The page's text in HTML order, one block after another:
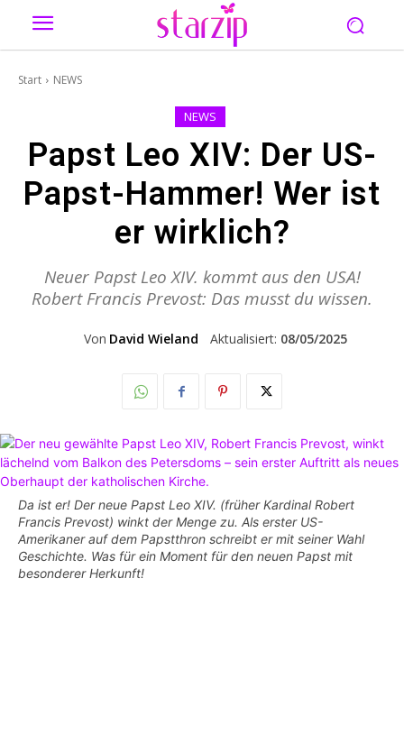
Start NEWS
NEWS
Papst Leo XIV: Der US-
Papst-Hammer! Wer ist
er wirklich?
Neuer Papst Leo XIV. kommt aus den USA!
Robert Francis Prevost: Das musst du wissen.
Von David Wieland Aktualisiert: 08/05/2025
Da ist er! Der neue Papst Leo XIV. (früher Kardinal Robert
Francis Prevost) winkt der Menge zu. Als erster US-
Amerikaner auf dem Papstthron schreibt er mit seiner Wahl
Geschichte. Was für ein Moment für den neuen Papst mit
besonderer Herkunft!